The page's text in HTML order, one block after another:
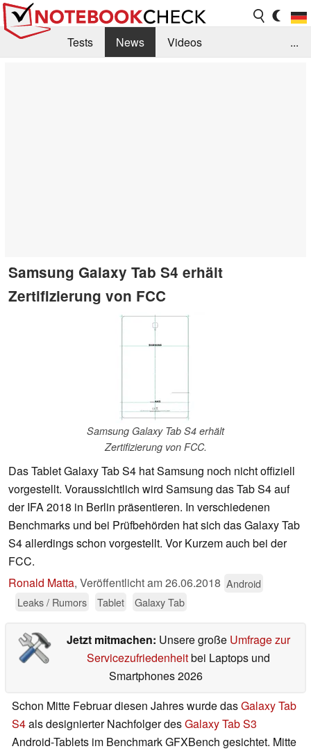
Tests News
Videos
...
Samsung Galaxy Tab S4 erhält
Zertifizierung von FCC
Samsung Galaxy Tab S4 erhält
Zertifizierung von FCC.
Das Tablet Galaxy Tab S4 hat Samsung noch nicht offiziell
vorgestellt. Voraussichtlich wird Samsung das Tab S4 auf
der IFA 2018 in Berlin präsentieren. In verschiedenen
Benchmarks und bei Prüfbehörden hat sich das Galaxy Tab
S4 allerdings schon vorgestellt. Vor Kurzem auch bei der
FCC.
Ronald Matta, Veröffentlicht am26.06.2018 Android
Leaks / Rumors
Tablet Galaxy Tab
Jetzt mitmachen: Unsere große Umfrage zur
Servicezufriedenheitbei Laptops und
Smartphones 2026
Schon Mitte Februar diesen Jahres wurde dasGalaxy Tab
S4als designierter Nachfolger desGalaxy Tab S3
Android-Tablets im Benchmark GFXBench gesichtet. Mitte